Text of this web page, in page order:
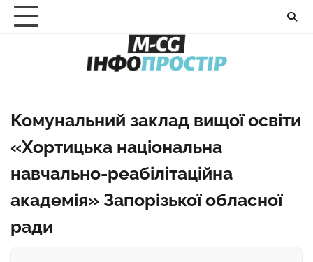
Перейти
Комунальний заклад вищої освіти
«Хортицька національна
навчально-реабілітаційна
академія» Запорізької обласної
ради